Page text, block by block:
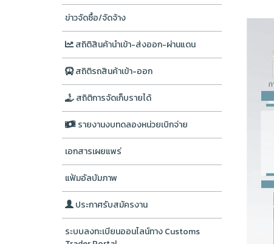
ข่าวจัดซื้อ/จัดจ้าง
สถิติสินค้านำเข้า-ส่งออก-ผ่านแดน
สถิติรถสินค้าเข้า-ออก
สถิติการจัดเก็บรายได้
รายงานงบทดลองหน่วยเบิกจ่าย
เอกสารเผยแพร่
แฟ้มอัลบัมภาพ
ประกาศรับสมัครงาน
ระบบลงทะเบียนออนไลน์ทาง Customs